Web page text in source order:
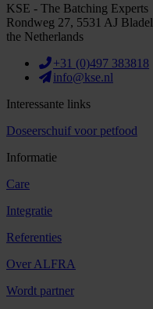
KSE - The Batching Experts
Rondweg 27, 5531 AJ Bladel
the Netherlands
+31 (0)497 383818
info@kse.nl
Interessante links
Doseerschuif voor petfood
Informatie
Care
Integratie
Referenties
Over ALFRA
Wordt partner